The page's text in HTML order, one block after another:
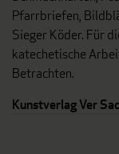
Pfarrbriefen,
Sieger Köder. Für
katechetische
Betrachten.
Kunstverlag Ver